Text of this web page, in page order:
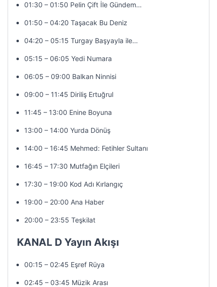
01:30 – 01:50 Pelin Çift İle Gündem…
01:50 – 04:20 Taşacak Bu Deniz
04:20 – 05:15 Turgay Başyayla ile…
05:15 – 06:05 Yedi Numara
06:05 – 09:00 Balkan Ninnisi
09:00 – 11:45 Diriliş Ertuğrul
11:45 – 13:00 Enine Boyuna
13:00 – 14:00 Yurda Dönüş
14:00 – 16:45 Mehmed: Fetihler Sultanı
16:45 – 17:30 Mutfağın Elçileri
17:30 – 19:00 Kod Adı Kırlangıç
19:00 – 20:00 Ana Haber
20:00 – 23:55 Teşkilat
KANAL D Yayın Akışı
00:15 – 02:45 Eşref Rüya
02:45 – 03:45 Müzik Arası